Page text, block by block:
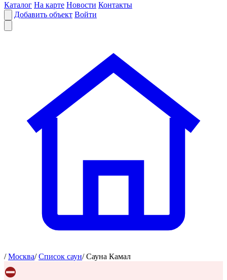
Каталог На карте Новости Контакты
Добавить объект Войти
/ Москва/ Список саун/ Сауна Камал
⛔